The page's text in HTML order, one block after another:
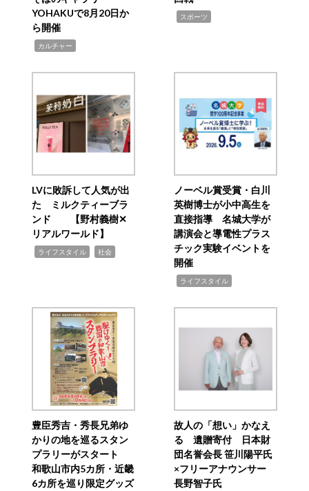
YOHAKUで8月20日か
ら開催
カルチャー
スポーツ
LVに敗訴して人気が出
た ミルクティーブラ
ンド 【野村義樹✕
リアルワールド】
ライフスタイル 社会
ノーベル賞受賞・白川
英樹博士が小中高生を
直接指導 名城大学が
講演会と導電性プラス
チック実験イベントを
開催
ライフスタイル
豊臣秀吉・秀長兄弟ゆ
かりの地を巡るスタン
プラリーがスタート
和歌山市内5カ所・近畿
6カ所を巡り限定グッズ
故人の「想い」かなえ
る 遺贈寄付 日本財
団名誉会長 笹川陽平氏
×フリーアナウンサー
長野智子氏